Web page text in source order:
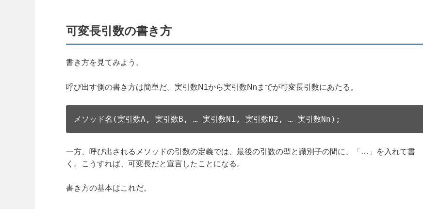
可変長引数の書き方
書き方を見てみよう。
呼び出す側の書き方は簡単だ。実引数N1から実引数Nnまでが可変長引数にあたる。
メソッド名(実引数A, 実引数B, … 実引数N1, 実引数N2, … 実引数Nn);
一方、呼び出されるメソッドの引数の定義では、最後の引数の型と識別子の間に、「…」を入れて書
く。こうすれば、可変長だと宣言したことになる。
書き方の基本はこれだ。